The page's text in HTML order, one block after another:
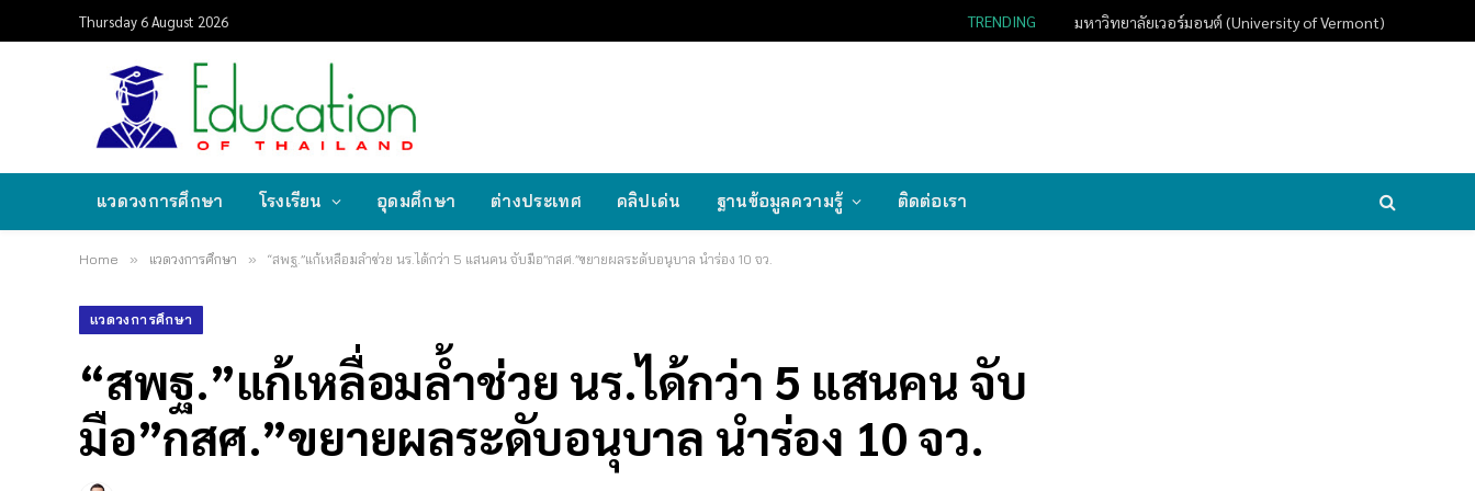
Thursday 6 August 2026 TRENDING มหาวิทยาลัยเวอร์มอนต์ (University of Vermont)
แวดวงการศึกษา โรงเรียน อุดมศึกษา ต่างประเทศ คลิปเด่น ฐานข้อมูลความรู้ ติดต่อเรา
Home » แวดวงการศึกษา » “สพฐ.”แก้เหลื่อมล้ำช่วย นร.ได้กว่า 5 แสนคน จับมือ”กสศ.”ขยายผลระดับอนุบาล นำร่อง 10 จว.
แวดวงการศึกษา
“สพฐ.”แก้เหลื่อมล้ำช่วย นร.ได้กว่า 5 แสนคน จับ
มือ”กสศ.”ขยายผลระดับอนุบาล นำร่อง 10 จว.